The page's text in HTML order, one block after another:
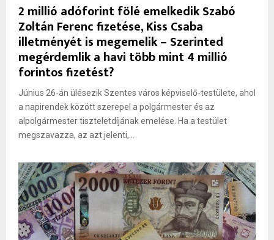
2 millió adóforint fölé emelkedik Szabó
Zoltán Ferenc fizetése, Kiss Csaba
illetményét is megemelik – Szerinted
megérdemlik a havi több mint 4 millió
forintos fizetést?
Június 26-án ülésezik Szentes város képviselő-testülete, ahol
a napirendek között szerepel a polgármester és az
alpolgármester tiszteletdíjának emelése. Ha a testület
megszavazza, az azt jelenti,...